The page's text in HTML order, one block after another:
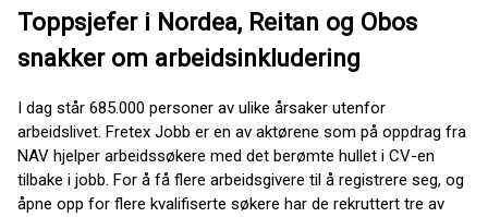
Toppsjefer i Nordea, Reitan og Obos
snakker om arbeidsinkludering
I dag står 685.000 personer av ulike årsaker utenfor
arbeidslivet. Fretex Jobb er en av aktørene som på oppdrag fra
NAV hjelper arbeidssøkere med det berømte hullet i CV-en
tilbake i jobb. For å få flere arbeidsgivere til å registrere seg, og
åpne opp for flere kvalifiserte søkere har de rekruttert tre av